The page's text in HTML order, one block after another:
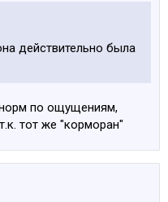
действительно была
по ощущениям,
тот же "корморан"